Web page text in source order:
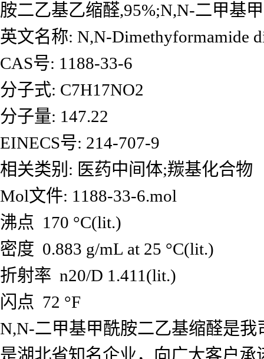
胺二乙基乙缩醛,95%;N,N-二甲基
英文名称: N,N-Dimethyformamide
CAS号: 1188-33-6
分子式: C7H17NO2
分子量: 147.22
EINECS号: 214-707-9
相关类别: 医药中间体;羰基化合物
Mol文件: 1188-33-6.mol
沸点 170 °C(lit.)
密度 0.883 g/mL at 25 °C(lit.)
折射率 n20/D 1.411(lit.)
闪点 72 °F
N,N-二甲基甲酰胺二乙基缩醛是
是湖北省知名企业，向广大客户